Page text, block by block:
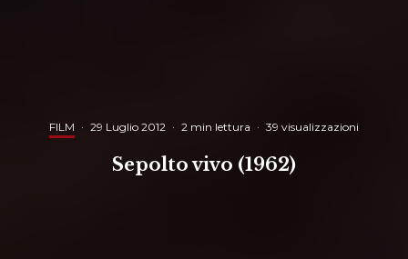
FILM · 29 Luglio 2012 · 2 min lettura · 39 visualizzazioni
Sepolto vivo (1962)